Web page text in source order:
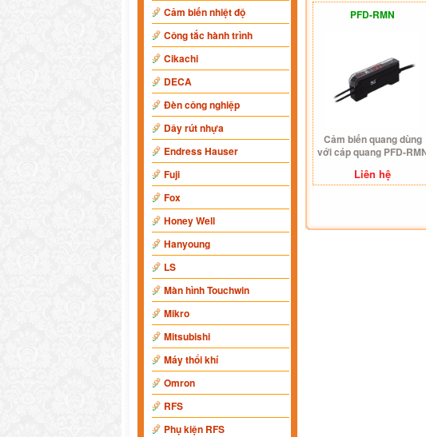
Cảm biến nhiệt độ
Công tắc hành trình
Cikachi
DECA
Đèn công nghiệp
Dây rút nhựa
Endress Hauser
Fuji
Fox
Honey Well
Hanyoung
LS
Màn hình Touchwin
Mikro
Mitsubishi
Máy thổi khí
Omron
RFS
Phụ kiện RFS
PFD-RMN
Cảm biến quang dùng
với cáp quang PFD-
Liên hệ